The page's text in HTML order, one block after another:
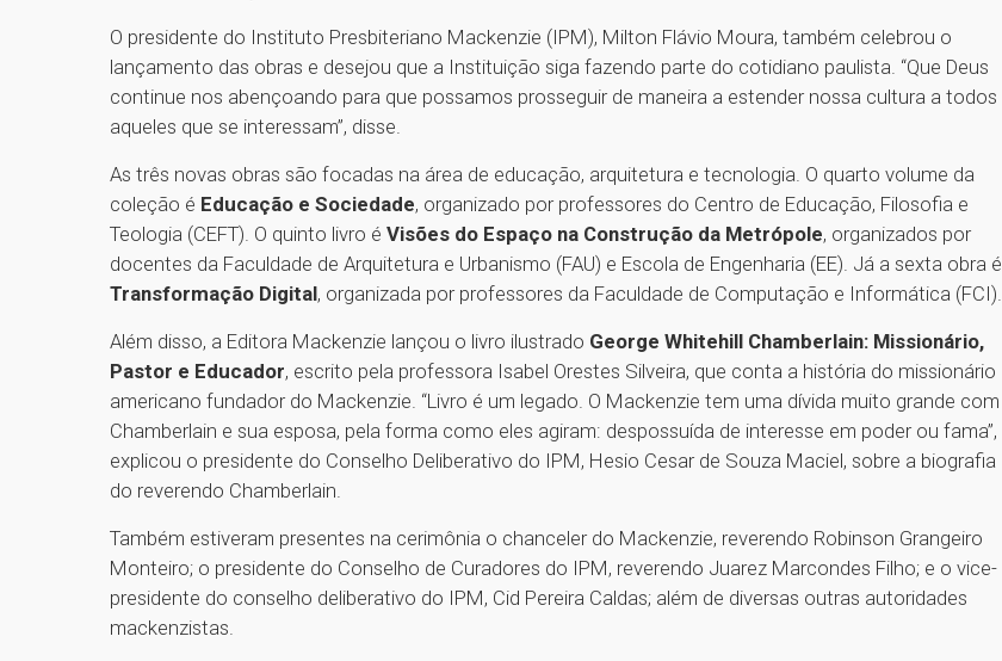
O presidente do Instituto Presbiteriano Mackenzie (IPM), Milton Flávio Moura, também celebrou o
lançamento das obras e desejou que a Instituição siga fazendo parte do cotidiano paulista. “Que Deus
continue nos abençoando para que possamos prosseguir de maneira a estender nossa cultura a todos
aqueles que se interessam”, disse.
As três novas obras são focadas na área de educação, arquitetura e tecnologia. O quarto volume da
coleção é Educação e Sociedade, organizado por professores do Centro de Educação, Filosofia e
Teologia (CEFT). O quinto livro é Visões do Espaço na Construção da Metrópole, organizados por
docentes da Faculdade de Arquitetura e Urbanismo (FAU) e Escola de Engenharia (EE). Já a sexta obra é
Transformação Digital, organizada por professores da Faculdade de Computação e Informática (FCI).
Além disso, a Editora Mackenzie lançou o livro ilustrado George Whitehill Chamberlain: Missionário,
Pastor e Educador, escrito pela professora Isabel Orestes Silveira, que conta a história do missionário
americano fundador do Mackenzie. “Livro é um legado. O Mackenzie tem uma dívida muito grande com
Chamberlain e sua esposa, pela forma como eles agiram: despossuída de interesse em poder ou fama”,
explicou o presidente do Conselho Deliberativo do IPM, Hesio Cesar de Souza Maciel, sobre a biografia
do reverendo Chamberlain.
Também estiveram presentes na cerimônia o chanceler do Mackenzie, reverendo Robinson Grangeiro
Monteiro; o presidente do Conselho de Curadores do IPM, reverendo Juarez Marcondes Filho; e o vice-
presidente do conselho deliberativo do IPM, Cid Pereira Caldas; além de diversas outras autoridades
mackenzistas.